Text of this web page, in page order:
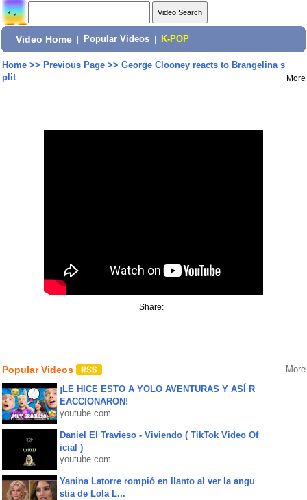
Video Home Popular Videos K-POP
Home>> Previous Page>> George Clooney reacts to Brangelina s
plit
More
Share:
Popular Videos More
¡LE HICE ESTO A YOLO AVENTURAS Y ASÍ R
EACCIONARON!
youtube.com
Daniel El Travieso - Viviendo ( TikTok Video Of
icial )
youtube.com
Yanina Latorre rompió en llanto al ver la angu
stia de Lola L...